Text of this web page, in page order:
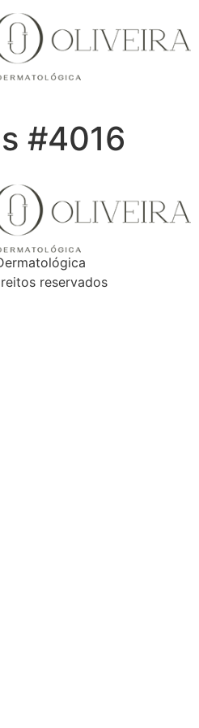
#4016
reservados